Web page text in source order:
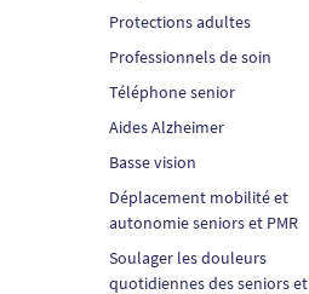
Protections adultes
Professionnels de soin
Téléphone senior
Aides Alzheimer
Basse vision
Déplacement mobilité et
autonomie seniors et PMR
Soulager les douleurs
quotidiennes des seniors et